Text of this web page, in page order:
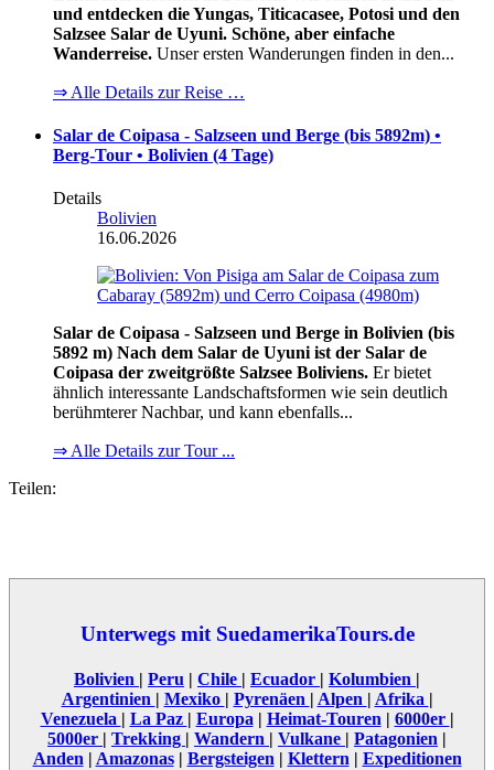
und entdecken die Yungas, Titicacasee, Potosi und den
Salzsee Salar de Uyuni. Schöne, aber einfache
Wanderreise. Unser ersten Wanderungen finden in den...
⇒ Alle Details zur Reise …
Salar de Coipasa - Salzseen und Berge (bis 5892m) •
Berg-Tour • Bolivien (4 Tage)
Details
Bolivien
16.06.2026
Salar de Coipasa - Salzseen und Berge in Bolivien (bis
5892 m) Nach dem Salar de Uyuni ist der Salar de
Coipasa der zweitgrößte Salzsee Boliviens. Er bietet
ähnlich interessante Landschaftsformen wie sein deutlich
berühmterer Nachbar, und kann ebenfalls...
⇒ Alle Details zur Tour ...
Teilen:
Unterwegs mit SuedamerikaTours.de
Bolivien | Peru | Chile | Ecuador | Kolumbien |
Argentinien | Mexiko | Pyrenäen | Alpen | Afrika |
Venezuela | La Paz | Europa | Heimat-Touren | 6000er |
5000er | Trekking | Wandern | Vulkane | Patagonien |
Anden | Amazonas| Bergsteigen | Klettern | Expeditionen